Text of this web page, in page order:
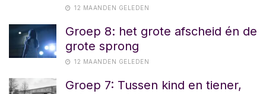
12 MAANDEN GELEDEN
Groep 8: het grote afscheid én de
grote sprong
12 MAANDEN GELEDEN
Groep 7: Tussen kind en tiener,